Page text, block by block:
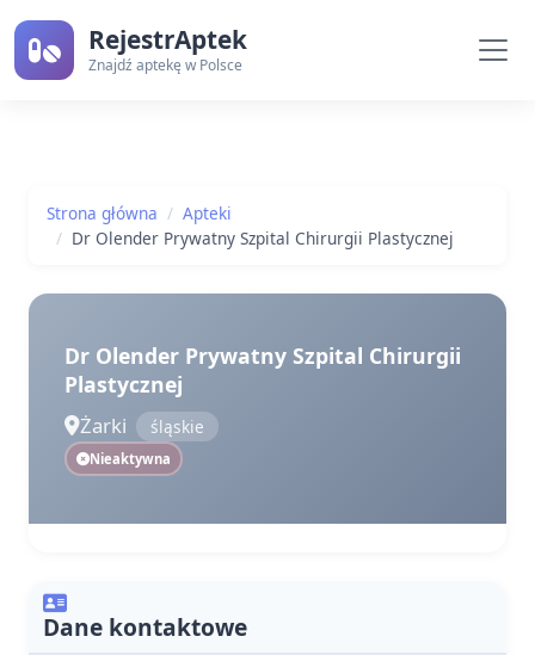
RejestrAptek
Znajdź aptekę w Polsce
Strona główna
Apteki
Dr Olender Prywatny Szpital Chirurgii Plastycznej
Dr Olender Prywatny Szpital Chirurgii
Plastycznej
Żarki śląskie
Nieaktywna
Dane kontaktowe